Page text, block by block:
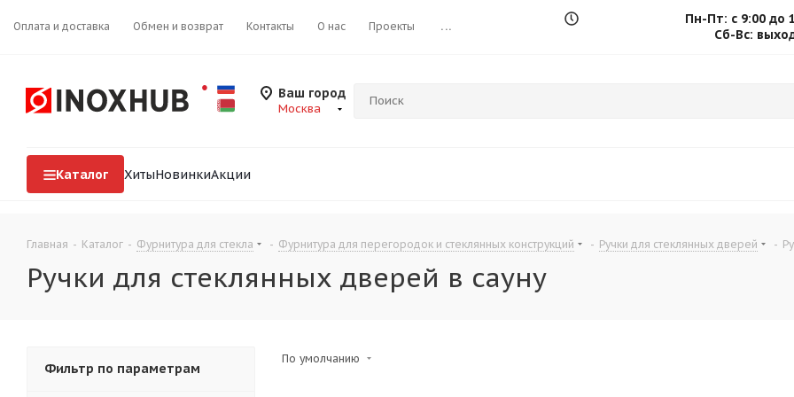
Оплата и доставка Обмен и возврат Контакты О нас Проекты ...
Пн-Пт: с 9:00 до
Сб-Вс:
Ваш город
Москва
Каталог ХитыНовинкиАкции
Главная - Каталог - Фурнитура для стекла - Фурнитура для перегородок и стеклянных конструкций - Ручки для стеклянных дверей -
Ручки для стеклянных дверей в сауну
По умолчанию
Фильтр по параметрам